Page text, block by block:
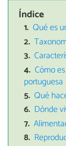
Índice
Qué es
Cómo
portuguesa
Qué
Dónde